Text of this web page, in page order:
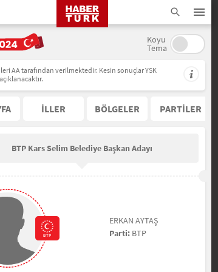
Koyu
Tema
AA tarafından verilmektedir. Kesin sonuçlar YSK
İLLER BÖLGELER PARTİLER
BTP Kars Selim Belediye Başkan Adayı
ERKAN AYTAŞ
Parti: BTP